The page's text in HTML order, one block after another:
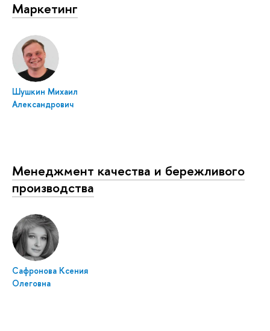
Маркетинг
Шушкин Михаил
Александрович
Менеджмент качества и бережливого
производства
Сафронова Ксения
Олеговна